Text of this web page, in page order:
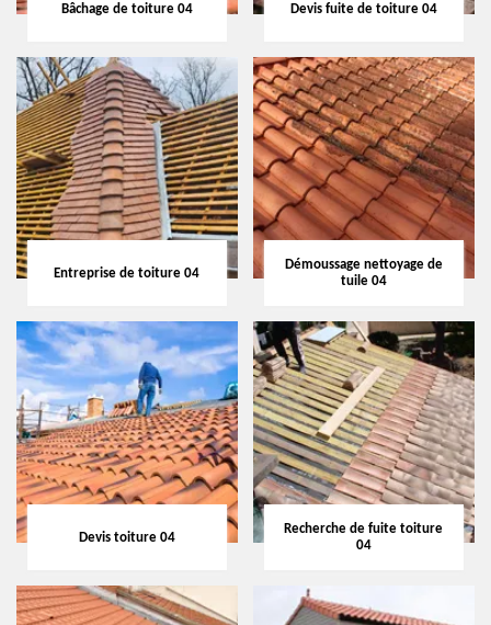
Bâchage de toiture 04 Devis fuite de toiture 04
Entreprise de toiture 04
Démoussage nettoyage de
tuile 04
Devis toiture 04
Recherche de fuite toiture
04